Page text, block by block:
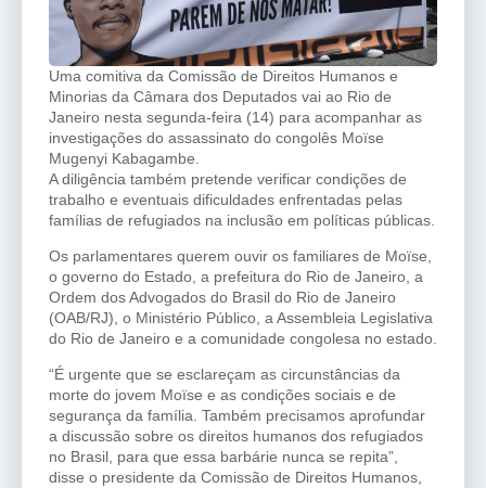
Uma comitiva da Comissão de Direitos Humanos e
Minorias da Câmara dos Deputados vai ao Rio de
Janeiro nesta segunda-feira (14) para acompanhar as
investigações do assassinato do congolês Moïse
Mugenyi Kabagambe.
A diligência também pretende verificar condições de
trabalho e eventuais dificuldades enfrentadas pelas
famílias de refugiados na inclusão em políticas públicas.
Os parlamentares querem ouvir os familiares de Moïse,
o governo do Estado, a prefeitura do Rio de Janeiro, a
Ordem dos Advogados do Brasil do Rio de Janeiro
(OAB/RJ), o Ministério Público, a Assembleia Legislativa
do Rio de Janeiro e a comunidade congolesa no estado.
“É urgente que se esclareçam as circunstâncias da
morte do jovem Moïse e as condições sociais e de
segurança da família. Também precisamos aprofundar
a discussão sobre os direitos humanos dos refugiados
no Brasil, para que essa barbárie nunca se repita”,
disse o presidente da Comissão de Direitos Humanos,